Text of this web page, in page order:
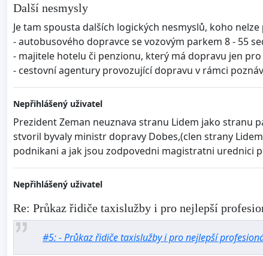
Další nesmysly
Je tam spousta dalších logických nesmyslů, koho
- autobusového dopravce se vozovým parkem 8 - 55
- majitele hotelu či penzionu, který má dopravu jen
- cestovní agentury provozující dopravu v rámci
Nepřihlášený uživatel
Prezident Zeman neuznava stranu Lidem jako stranu
stvoril byvaly ministr dopravy Dobes,(clen strany
podnikani a jak jsou zodpovedni magistratni urednici
Nepřihlášený uživatel
Re: Průkaz řidiče taxislužby i pro nejlepší
#5: - Průkaz řidiče taxislužby i pro nejlepší